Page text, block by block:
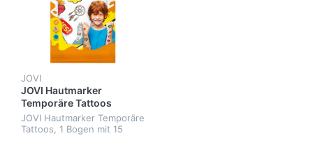
JOVI
JOVI Hautmarker
Temporäre Tattoos
JOVI Hautmarker Temporäre
Tattoos, 1 Bogen mit 15